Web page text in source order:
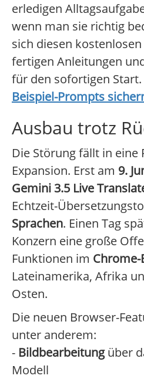
erledigen
wenn man sie richtig
sich diesen
fertigen Anleitungen
für den sofortigen Start.
Beispiel-Prompts
Ausbau trotz
Die Störung fällt in eine
Expansion. Erst am 9.
Gemini 3.5 Live
Echtzeit-
Sprachen. Einen Tag
Konzern eine große
Funktionen im
Lateinamerika, Afrika
Osten.
Die neuen Browser-
unter anderem:
- Bildbearbeitungüber
Modell